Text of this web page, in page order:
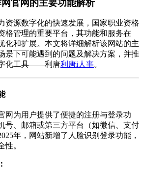
官网的主要功能解析
资源数字化的快速发展，国家职业资格
格管理的重要平台，其功能和服务在
化和扩展。本文将详细解析该网站的主
景下可能遇到的问题及解决方案，并推
化工具——利唐利唐i人事。
网为用户提供了便捷的注册与登录功
号、邮箱或第三方平台（如微信、支付
年，网站新增了人脸识别登录功能，
性。